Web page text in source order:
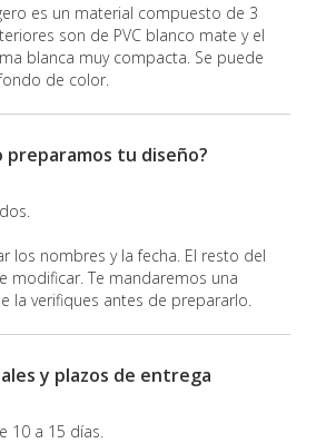
es un material compuesto de 3
son de PVC blanco mate y el
blanca muy compacta. Se puede
de color.
preparamos tu diseño?
los nombres y la fecha. El resto del
modificar. Te mandaremos una
la verifiques antes de prepararlo.
y plazos de entrega
10 a 15 días.